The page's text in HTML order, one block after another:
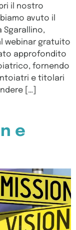
il nostro
avuto il
Sgarallino,
webinar gratuito
approfondito
fornendo
e titolari
[…]
e